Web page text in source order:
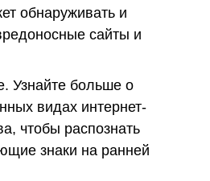
обнаруживать и
сайты и
Узнайте больше о
видах интернет-
чтобы распознать
знаки на ранней